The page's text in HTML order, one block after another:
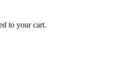
to your cart.